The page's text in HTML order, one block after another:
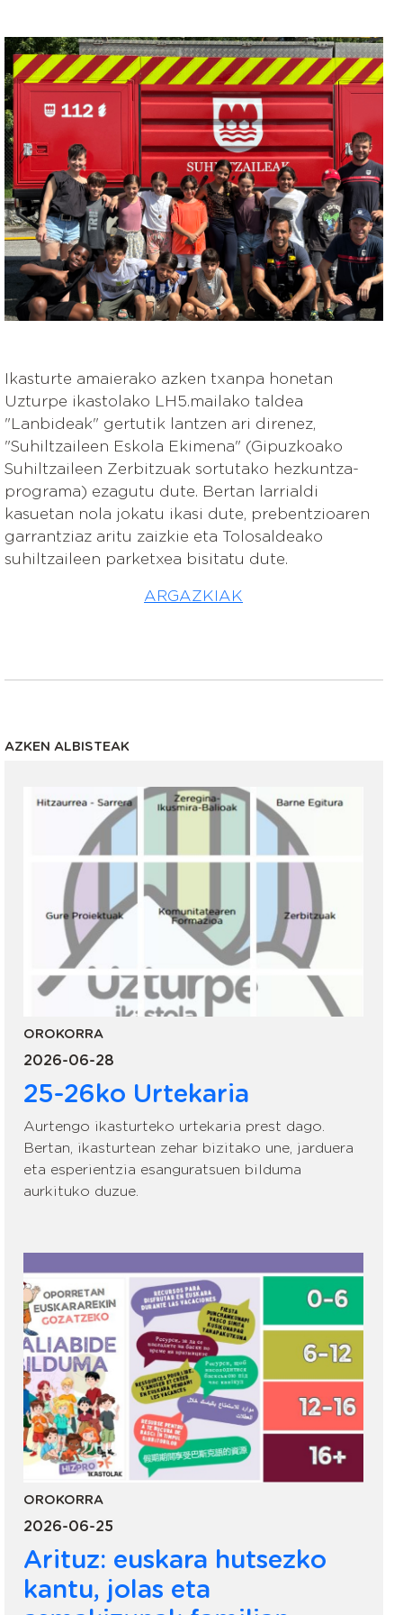
Irudia
Ikasturte amaierako azken txanpa honetan
Uzturpe ikastolako LH5.mailako taldea
"Lanbideak" gertutik lantzen ari direnez,
"Suhiltzaileen Eskola Ekimena" (Gipuzkoako
Suhiltzaileen Zerbitzuak sortutako hezkuntza-
programa) ezagutu dute. Bertan larrialdi
kasuetan nola jokatu ikasi dute, prebentzioaren
garrantziaz aritu zaizkie eta Tolosaldeako
suhiltzaileen parketxea bisitatu dute.
ARGAZKIAK
AZKEN ALBISTEAK
OROKORRA
2026-06-28
25-26ko Urtekaria
Aurtengo ikasturteko urtekaria prest dago.
Bertan, ikasturtean zehar bizitako une, jarduera
eta esperientzia esanguratsuen bilduma
aurkituko duzue.
OROKORRA
2026-06-25
Arituz: euskara hutsezko
kantu, jolas eta